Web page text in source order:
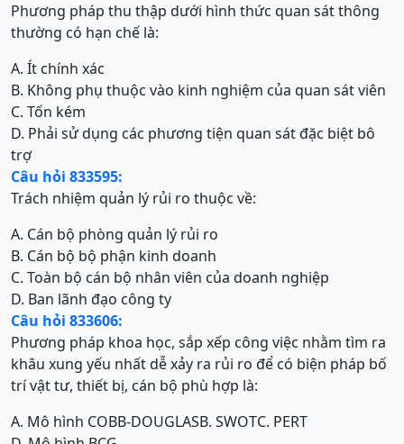
Phương pháp thu thập dưới hình thức quan sát thông
thường có hạn chế là:
A. Ít chính xác
B. Không phụ thuộc vào kinh nghiệm của quan sát viên
C. Tốn kém
D. Phải sử dụng các phương tiện quan sát đặc biệt bô
trợ
Câu hỏi 833595:
Trách nhiệm quản lý rủi ro thuộc về:
A. Cán bộ phòng quản lý rủi ro
B. Cán bộ bộ phận kinh doanh
C. Toàn bộ cán bộ nhân viên của doanh nghiệp
D. Ban lãnh đạo công ty
Câu hỏi 833606:
Phương pháp khoa học, sắp xếp công việc nhằm tìm ra
khâu xung yếu nhất dễ xảy ra rủi ro để có biện pháp bố
trí vật tư, thiết bị, cán bộ phù hợp là:
A. Mô hình COBB-DOUGLASB. SWOTC. PERT